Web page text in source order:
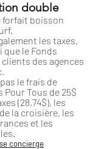
double
forfait boisson
les taxes,
que le Fonds
des agences
le frais de
Pour Tous de 25$
(28,74$), les
la croisière, les
et les
concierge